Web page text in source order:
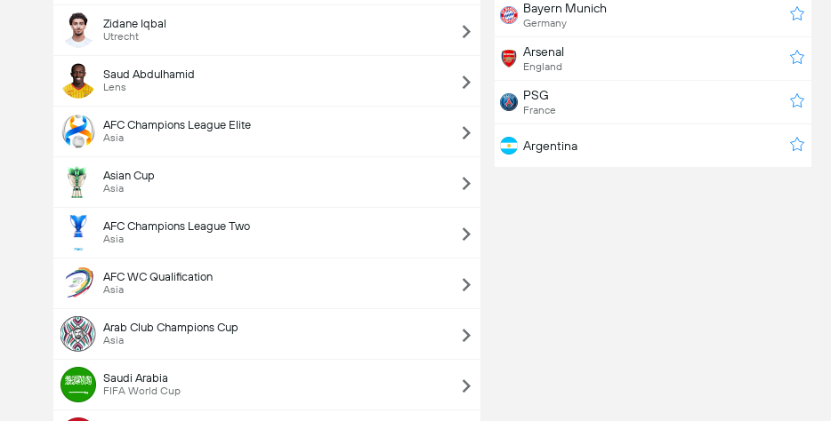
Zidane Iqbal
Utrecht
Saud Abdulhamid
Lens
AFC Champions League Elite
Asia
Asian Cup
Asia
AFC Champions League Two
Asia
AFC WC Qualification
Asia
Arab Club Champions Cup
Asia
Saudi Arabia
FIFA World Cup
Bayern Munich
Germany
Arsenal
England
PSG
France
Argentina